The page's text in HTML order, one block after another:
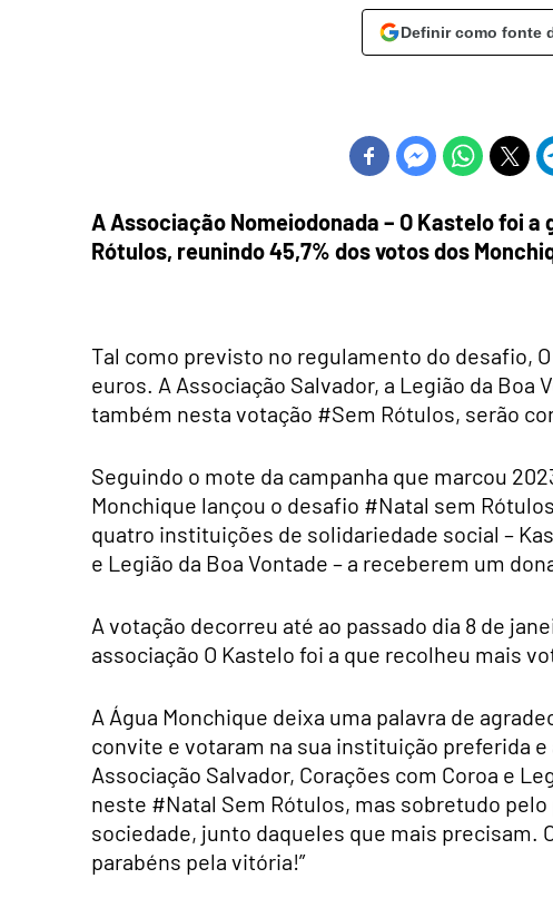
Definir como fonte
A Associação Nomeiodonada – O Kastelo foi
Rótulos, reunindo 45,7% dos votos dos
Tal como previsto no regulamento do desafio,
euros. A Associação Salvador, a Legião da Boa
também nesta votação #Sem Rótulos, serão
Seguindo o mote da campanha que marcou
Monchique lançou o desafio #Natal sem
quatro instituições de solidariedade social –
e Legião da Boa Vontade – a receberem um
A votação decorreu até ao passado dia 8 de
associação O Kastelo foi a que recolheu mais
A Água Monchique deixa uma palavra de
convite e votaram na sua instituição preferida
Associação Salvador, Corações com Coroa e
neste #Natal Sem Rótulos, mas sobretudo
sociedade, junto daqueles que mais precisam.
parabéns pela vitória!”